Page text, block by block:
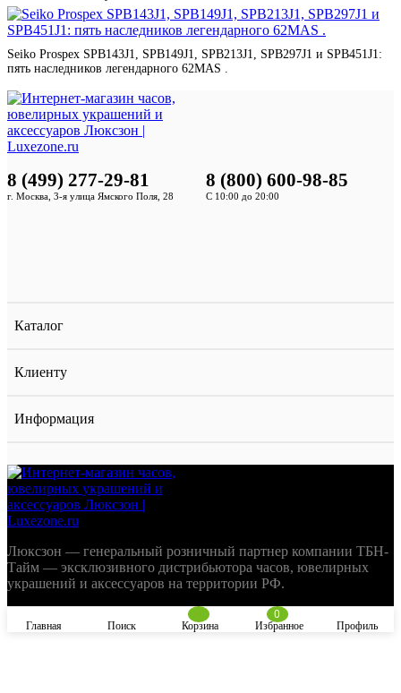
Seiko Prospex SPB143J1, SPB149J1, SPB213J1, SPB297J1 и SPB451J1:
пять наследников легендарного 62MAS .
Каталог
Клиенту
Информация
8 (499) 277-29-81
г. Москва, 3-я улица Ямского Поля, 28
8 (800) 600-98-85
С 10:00 до 20:00
Люксзон — генеральный розничный партнер компании ТБН-
Тайм — эксклюзивного дистрибьютора часов, ювелирных
украшений и аксессуаров на территории РФ.
Главная Поиск Корзина
0
Избранное
Профиль